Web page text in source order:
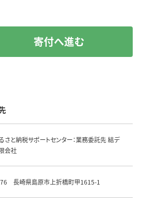
寄付へ進む
さと納税サポートセンター：業務委託先 結デ
会社
　長崎県島原市上折橋町甲1615-1